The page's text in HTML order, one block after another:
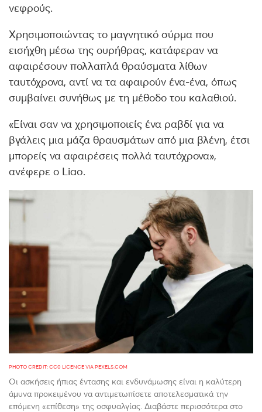
νεφρούς.
Χρησιμοποιώντας το μαγνητικό σύρμα που
εισήχθη μέσω της ουρήθρας, κατάφεραν να
αφαιρέσουν πολλαπλά θραύσματα λίθων
ταυτόχρονα, αντί να τα αφαιρούν ένα-ένα, όπως
συμβαίνει συνήθως με τη μέθοδο του καλαθιού.
«Είναι σαν να χρησιμοποιείς ένα ραβδί για να
βγάλεις μια μάζα θραυσμάτων από μια βλένη, έτσι
μπορείς να αφαιρέσεις πολλά ταυτόχρονα»,
ανέφερε ο Liao.
PHOTO CREDIT: CC0 LICENCE VIA PEXELS.COM
Οι ασκήσεις ήπιας έντασης και ενδυνάμωσης είναι η καλύτερη
άμυνα προκειμένου να αντιμετωπίσετε αποτελεσματικά την
επόμενη «επίθεση» της οσφυαλγίας. Διαβάστε περισσότερα στο